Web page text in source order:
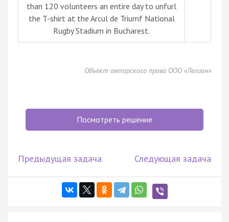
than 120 volunteers an entire day to unfurl
the T-shirt at the Arcul de Triumf National
Rugby Stadium in Bucharest.
Объект авторского права ООО «Легион»
Посмотреть решение
Предыдущая задача Следующая задача